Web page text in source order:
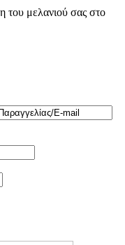
του μελανιού σας στο